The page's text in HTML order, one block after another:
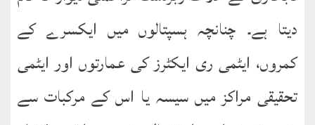
دیتا ہے۔ چنانچہ ہسپتالوں میں ایکسرے کے
کمروں، ایٹمی ری ایکٹرز کی عمارتوں اور ایٹمی
تحقیقی مراکز میں سیسہ یا اس کے مرکبات سے